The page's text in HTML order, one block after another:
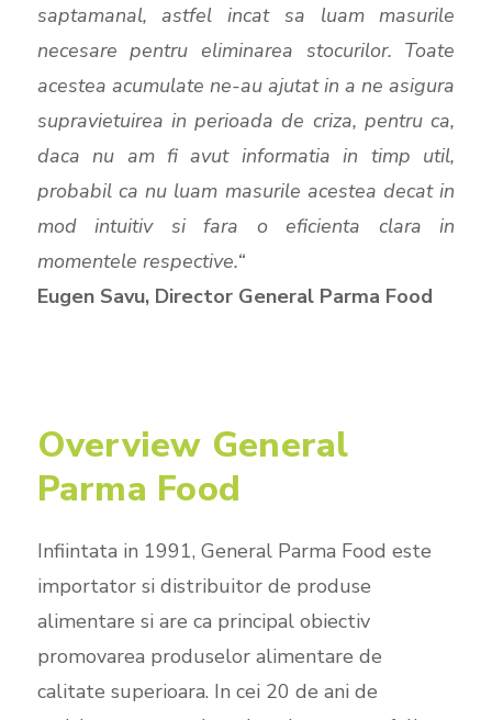
saptamanal, astfel incat sa luam masurile
necesare pentru eliminarea stocurilor. Toate
acestea acumulate ne-au ajutat in a ne asigura
supravietuirea in perioada de criza, pentru ca,
daca nu am fi avut informatia in timp util,
probabil ca nu luam masurile acestea decat in
mod intuitiv si fara o eficienta clara in
momentele respective.“
Eugen Savu, Director General Parma Food
Overview General
Parma Food
Infiintata in 1991, General Parma Food este
importator si distribuitor de produse
alimentare si are ca principal obiectiv
promovarea produselor alimentare de
calitate superioara. In cei 20 de ani de